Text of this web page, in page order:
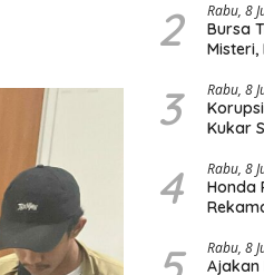
2 Rabu, 8
Bursa
3 Rabu, 8
Kukar
4 Rabu, 8
Honda
Rabu, 8
Ajakan